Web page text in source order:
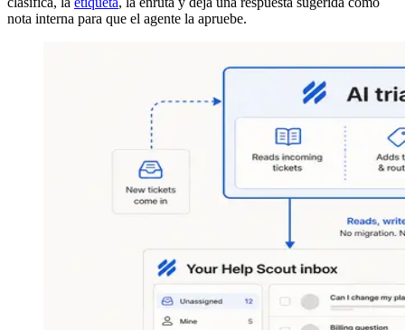
nota interna para que el agente la apruebe.